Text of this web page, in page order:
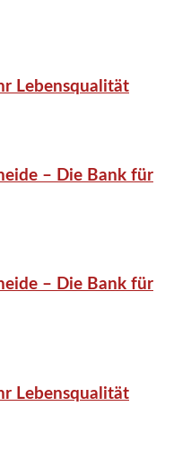
Lebensqualität
– Die Bank für
– Die Bank für
Lebensqualität